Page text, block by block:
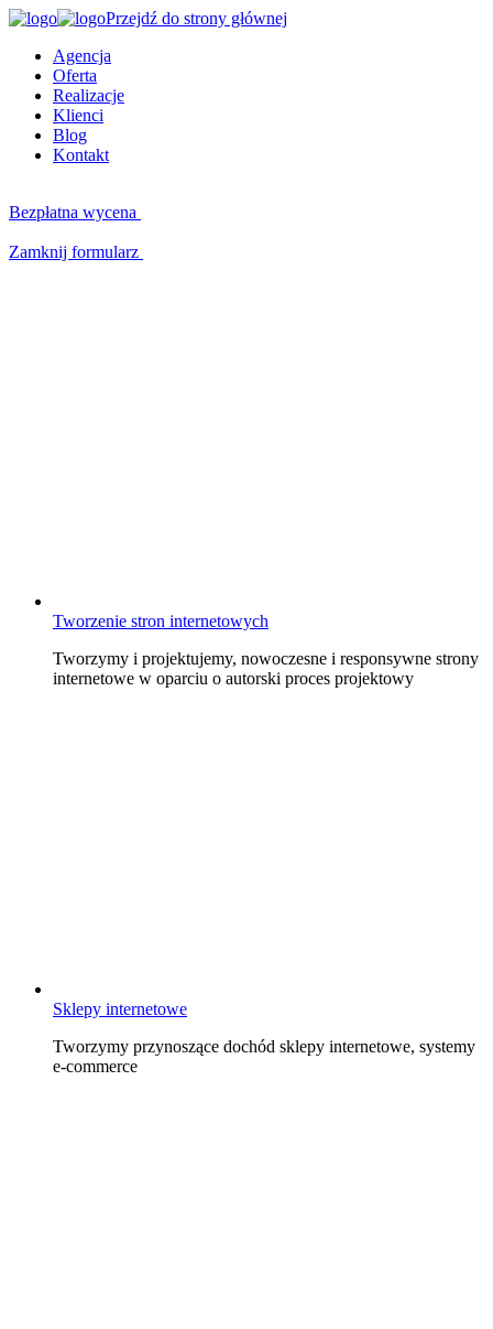
Przejdź do strony głównej
Agencja
Oferta
Realizacje
Klienci
Blog
Kontakt
Bezpłatna wycena
Zamknij formularz
Tworzenie stron internetowych
Tworzymy i projektujemy, nowoczesne i responsywne strony
internetowe w oparciu o autorski proces projektowy
Sklepy internetowe
Tworzymy przynoszące dochód sklepy internetowe, systemy
e-commerce